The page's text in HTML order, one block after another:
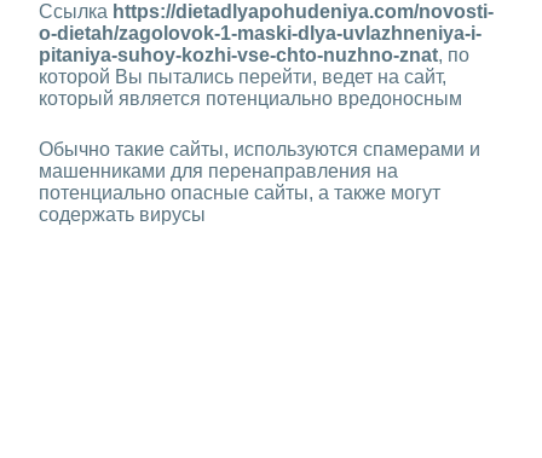
Ссылка https://dietadlyapohudeniya.com/novosti-
o-dietah/zagolovok-1-maski-dlya-uvlazhneniya-i-
pitaniya-suhoy-kozhi-vse-chto-nuzhno-znat, по
которой Вы пытались перейти, ведет на сайт,
который является потенциально вредоносным
Обычно такие сайты, используются спамерами и
машенниками для перенаправления на
потенциально опасные сайты, а также могут
содержать вирусы